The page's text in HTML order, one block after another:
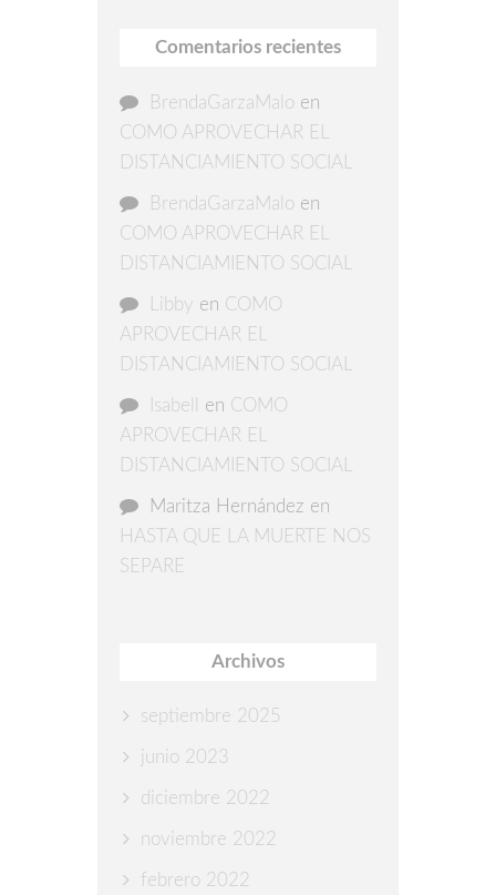
Comentarios recientes
BrendaGarzaMalo en
COMO APROVECHAR EL
DISTANCIAMIENTO SOCIAL
BrendaGarzaMalo en
COMO APROVECHAR EL
DISTANCIAMIENTO SOCIAL
Libby en COMO
APROVECHAR EL
DISTANCIAMIENTO SOCIAL
Isabell en COMO
APROVECHAR EL
DISTANCIAMIENTO SOCIAL
Maritza Hernández en
HASTA QUE LA MUERTE NOS
SEPARE
Archivos
septiembre 2025
junio 2023
diciembre 2022
noviembre 2022
febrero 2022